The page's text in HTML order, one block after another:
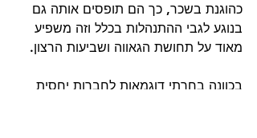
כהוגנת בשכר, כך הם תופסים אותה גם
בנוגע לגבי ההתנהלות בכלל וזה משפיע
מאוד על תחושת הגאווה ושביעות הרצון.
בכוונה בחרתי דוגמאות לחברות יחסית